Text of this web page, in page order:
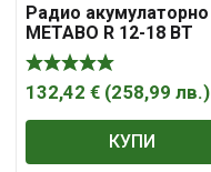
Радио акумулаторно
METABO R 12-18 BT
132,42 € (258,99 лв.)
КУПИ